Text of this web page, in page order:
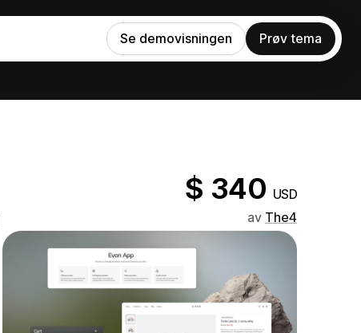
Se demovisningen Prøv tema
$ 340 USD
av The4